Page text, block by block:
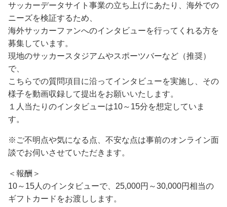
サッカーデータサイト事業の立ち上げにあたり、海外での
ニーズを検証するため、
海外サッカーファンへのインタビューを行ってくれる方を
募集しています。
現地のサッカースタジアムやスポーツバーなど（推奨）
で、
こちらでの質問項目に沿ってインタビューを実施し、その
様子を動画収録して提出をお願いいたします。
１人当たりのインタビューは10～15分を想定していま
す。
※ご不明点や気になる点、不安な点は事前のオンライン面
談でお伺いさせていただきます。
＜報酬＞
10～15人のインタビューで、25,000円～30,000円相当の
ギフトカードをお渡しします。